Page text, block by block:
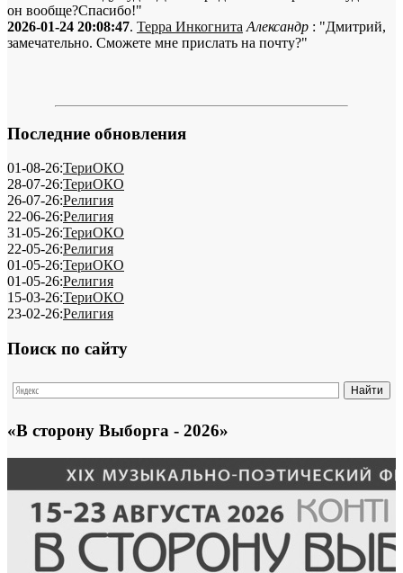
он вообще?Спасибо!"
2026-01-24 20:08:47. Терра Инкогнита Александр : "Дмитрий,
замечательно. Сможете мне прислать на почту?"
Последние обновления
01-08-26:ТериОКО
28-07-26:ТериОКО
26-07-26:Религия
22-06-26:Религия
31-05-26:ТериОКО
22-05-26:Религия
01-05-26:ТериОКО
01-05-26:Религия
15-03-26:ТериОКО
23-02-26:Религия
Поиск по сайту
«В сторону Выборга - 2026»